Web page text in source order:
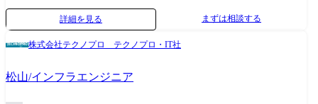
情報基盤構築PJ(Windows Server) ・大手メーカー基幹システムクラウド構
築(AWS,Azure,Google) ・インフラ仮想基盤構築(Citrix,Vmware) ・半導体
詳細を見る まずは相談する
株式会社テクノプロ テクノプロ・IT社
松山/インフラエンジニア